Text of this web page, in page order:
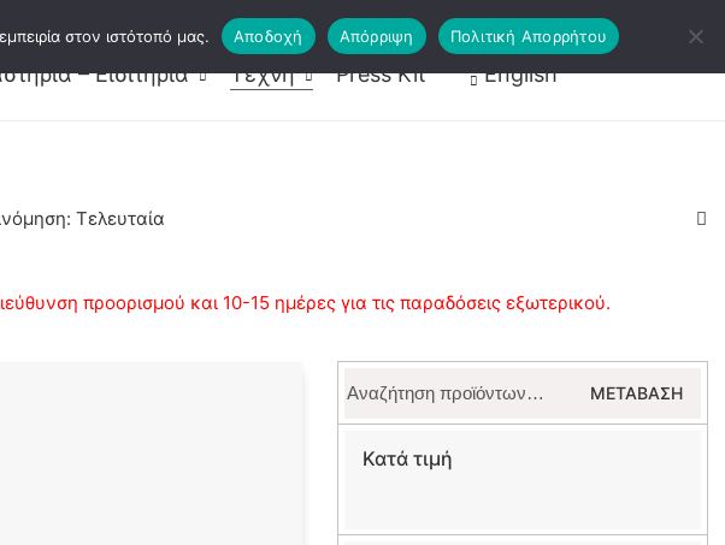
Συγγραφείς
Κάρτες Ψυχοθεραπείας
– Εισιτήρια
Τέχνη Press Kit English
Τελευταία
προορισμού και 10-15 ημέρες για τις παραδόσεις εξωτερικού.
για:
ΜΕΤΆΒΑΣΗ
Κατά τιμή
στον ιστότοπό μας. Αποδοχή Απόρριψη Πολιτική Απορρήτου